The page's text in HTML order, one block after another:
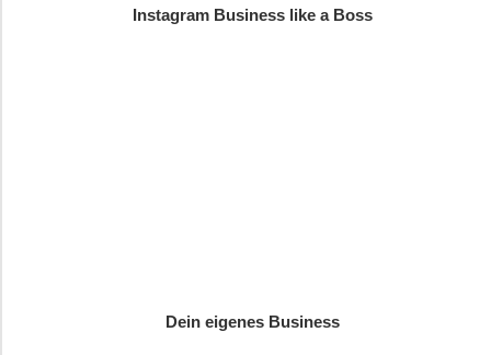
Instagram Business like a Boss
Dein eigenes Business